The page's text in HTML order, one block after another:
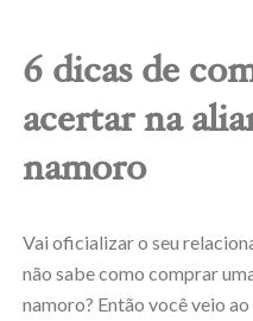
6 dicas de
acertar na
namoro
Vai oficializar o seu
não sabe como comprar
namoro? Então você veio